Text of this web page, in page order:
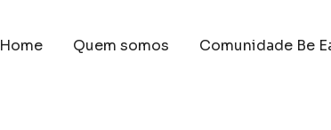
Home Quem somos Comunidade Be